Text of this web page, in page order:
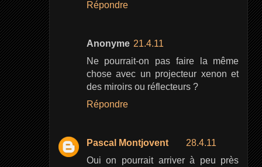
Répondre
Anonyme 21.4.11
Ne pourrait-on pas faire la même
chose avec un projecteur xenon et
des miroirs ou réflecteurs ?
Répondre
Pascal Montjovent
28.4.11
Oui on pourrait arriver à peu près